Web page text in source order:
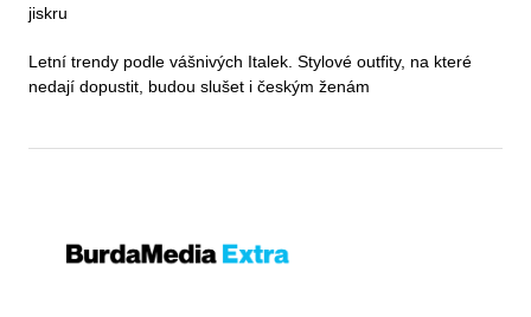
jiskru
Letní trendy podle vášnivých Italek. Stylové outfity, na které
nedají dopustit, budou slušet i českým ženám